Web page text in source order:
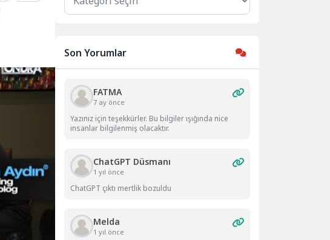
Son Yorumlar
FATMA
7 ay önce
Yazınız için teşekkürler. Bu bilgiler ışığında nice
insanlar bilgilenmiş olacaktır.
ChatGPT Düsmanı
1 yıl önce
ChatGPT çıktı mertlik bozuldu
Melda
1 yıl önce